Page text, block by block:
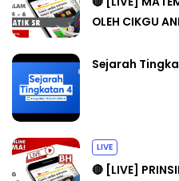
OLEH CIKGU
Sejarah
LIVE
🔴 [LIVE]